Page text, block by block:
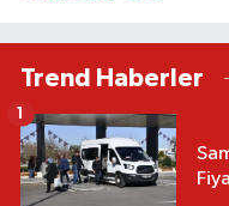
Trend Haberler
1